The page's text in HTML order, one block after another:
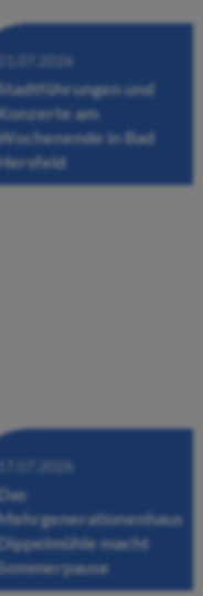
21.07.2026
und
am
in Bad
Fuldastraße
17.07.2026
macht